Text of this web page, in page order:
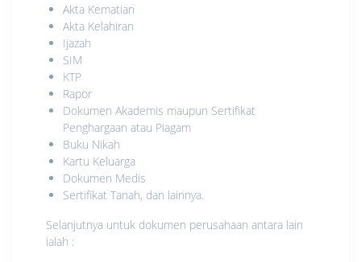
Akta Kematian
Akta Kelahiran
Ijazah
SIM
KTP
Rapor
Dokumen Akademis maupun Sertifikat
Penghargaan atau Piagam
Buku Nikah
Kartu Keluarga
Dokumen Medis
Sertifikat Tanah, dan lainnya.
Selanjutnya untuk dokumen perusahaan antara lain
ialah :